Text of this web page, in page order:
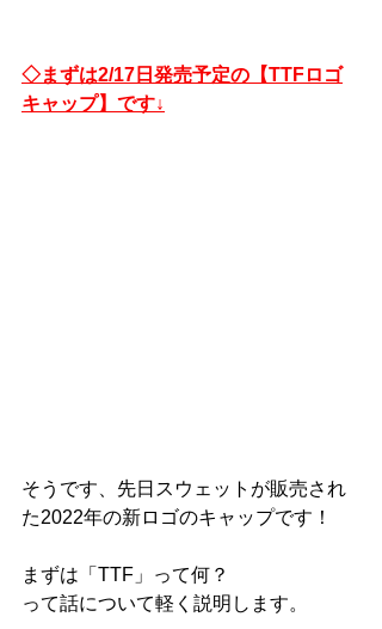
◇まずは2/17日発売予定の【TTFロゴ
キャップ】です↓
そうです、先日スウェットが販売され
た2022年の新ロゴのキャップです！
まずは「TTF」って何？
って話について軽く説明します。